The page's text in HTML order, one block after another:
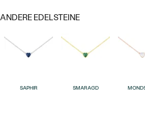
Eheringe
NACH MATERIAL
EDELSTEINSCHMUCK
SCHMUCK MIT LAB
DIAMANTEN
PREISWERTE
LUXURIÖSE
ANDERE EDELSTEINE
SAPHIR SMARAGD